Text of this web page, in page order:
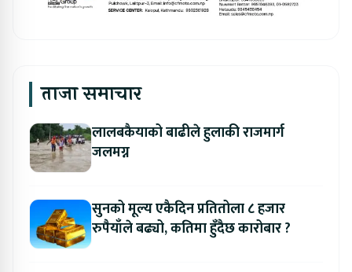
ताजा समाचार
लालबकैयाको बाढीले हुलाकी राजमार्ग
जलमग्न
सुनको मूल्य एकैदिन प्रतितोला ८ हजार
रुपैयाँले बढ्यो, कतिमा हुँदैछ कारोबार ?